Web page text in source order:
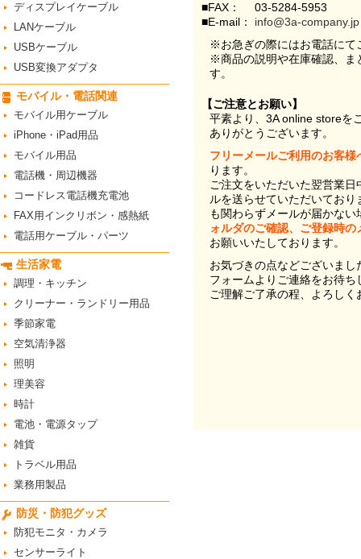
■FAX：
03-5284-5953
■E-mail：
info@3a-company.jp
※お急ぎの際にはお電話にて
※商品の説明や在庫確認、ま
す。
【ご注意とお願い】
平素より、3A online storeを
ありがとうございます。
フリーメールご利用のお客様
ります。
ご注文をいただいた翌営業
ルを送らせていただいてお
も関わらずメールが届かない
ォルダのご確認、ご登録時
お願いいたしております。
お気づきの点などございま
フォームよりご連絡をお待ち
ご理解ご了承の程、よろし
ディスプレイケーブル
LANケーブル
USBケーブル
USB変換アダプタ
モバイル・電話関連
モバイル用ケーブル
iPhone・iPad用品
モバイル用品
電話機・周辺機器
コードレス電話機充電池
FAX用インクリボン・感熱紙
電話用ケーブル・パーツ
生活家電
調理・キッチン
クリーナー・ランドリー用品
季節家電
空気清浄器
照明
理美容
時計
電池・電源タップ
雑貨
トラベル用品
業務用製品
防災・防犯グッズ
防犯モニタ・カメラ
センサーライト